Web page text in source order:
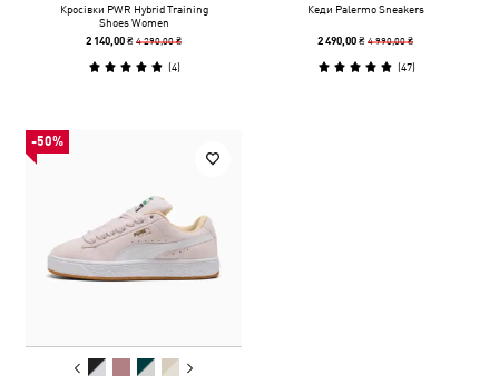
Кросівки PWR Hybrid Training
Shoes Women
2 140,00 ₴4 290,00 ₴
(4)
Кеди Palermo Sneakers
2 490,00 ₴4 990,00 ₴
(47)
-50%